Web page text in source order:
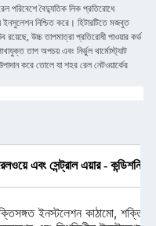
পরিবেশে বৈদ্যুতিক লিক প্রতিরোধে
নিশ্চিত করে। হিটারটিতে মজবুত
উচ্চ তাপমাত্রা প্রতিরোধী পাওয়ার কর্ড
তাপ অপচয় এবং নির্ভুল থার্মোস্ট্যাট
করে তোলে যা শহর রেল নেটওয়ার্কের
এবং সেন্ট্রাল এয়ার - কন্ডিশনিং
ইনস্টলেশন কাঠামো,